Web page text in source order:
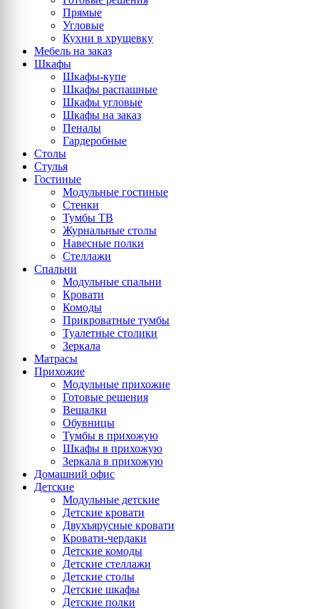
Прямые
Угловые
Кухни в хрущевку
Мебель на заказ
Шкафы
Шкафы-купе
Шкафы распашные
Шкафы угловые
Шкафы на заказ
Пеналы
Гардеробные
Столы
Стулья
Гостиные
Модульные гостиные
Стенки
Тумбы ТВ
Журнальные столы
Навесные полки
Стеллажи
Спальни
Модульные спальни
Кровати
Комоды
Прикроватные тумбы
Туалетные столики
Зеркала
Матрасы
Прихожие
Модульные прихожие
Готовые решения
Вешалки
Обувницы
Тумбы в прихожую
Шкафы в прихожую
Зеркала в прихожую
Домашний офис
Детские
Модульные детские
Детские кровати
Двухъярусные кровати
Кровати-чердаки
Детские комоды
Детские стеллажи
Детские столы
Детские шкафы
Детские полки